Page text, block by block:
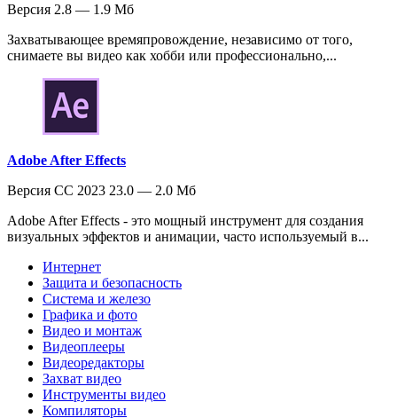
Версия 2.8 — 1.9 Мб
Захватывающее времяпровождение, независимо от того,
снимаете вы видео как хобби или профессионально,...
Adobe After Effects
Версия CC 2023 23.0 — 2.0 Мб
Adobe After Effects - это мощный инструмент для создания
визуальных эффектов и анимации, часто используемый в...
Интернет
Защита и безопасность
Система и железо
Графика и фото
Видео и монтаж
Видеоплееры
Видеоредакторы
Захват видео
Инструменты видео
Компиляторы